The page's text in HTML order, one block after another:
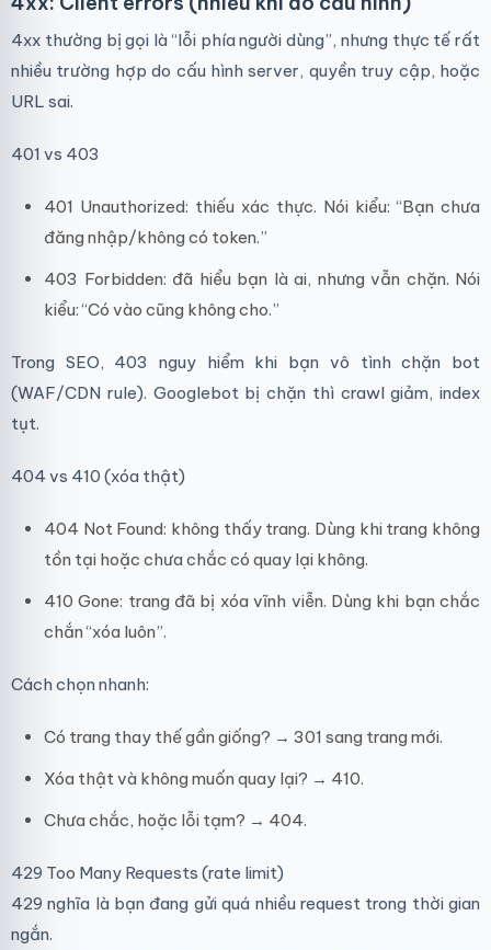
4xx thường bị gọi là “lỗi phía người dùng”, nhưng thực tế rất
nhiều trường hợp do cấu hình server, quyền truy cập, hoặc
URL sai.
401 vs 403
401 Unauthorized: thiếu xác thực. Nói kiểu: “Bạn chưa
đăng nhập/không có token.”
403 Forbidden: đã hiểu bạn là ai, nhưng vẫn chặn. Nói
kiểu: “Có vào cũng không cho.”
Trong SEO, 403 nguy hiểm khi bạn vô tình chặn bot
(WAF/CDN rule). Googlebot bị chặn thì crawl giảm, index
tụt.
404 vs 410 (xóa thật)
404 Not Found: không thấy trang. Dùng khi trang không
tồn tại hoặc chưa chắc có quay lại không.
410 Gone: trang đã bị xóa vĩnh viễn. Dùng khi bạn chắc
chắn “xóa luôn”.
Cách chọn nhanh:
Có trang thay thế gần giống? → 301 sang trang mới.
Xóa thật và không muốn quay lại? → 410.
Chưa chắc, hoặc lỗi tạm? → 404.
429 Too Many Requests (rate limit)
429 nghĩa là bạn đang gửi quá nhiều request trong thời gian
ngắn.